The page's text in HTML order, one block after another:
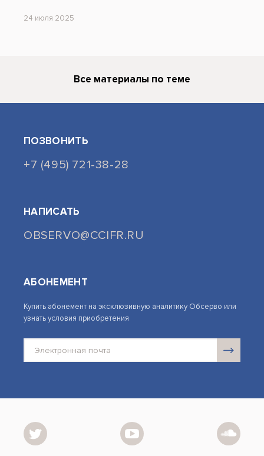
24 июля 2025
Все материалы по теме
ПОЗВОНИТЬ
+7 (495) 721-38-28
НАПИСАТЬ
OBSERVO@CCIFR.RU
АБОНЕМЕНТ
Купить абонемент на эксклюзивную аналитику Обсерво или
узнать условия приобретения